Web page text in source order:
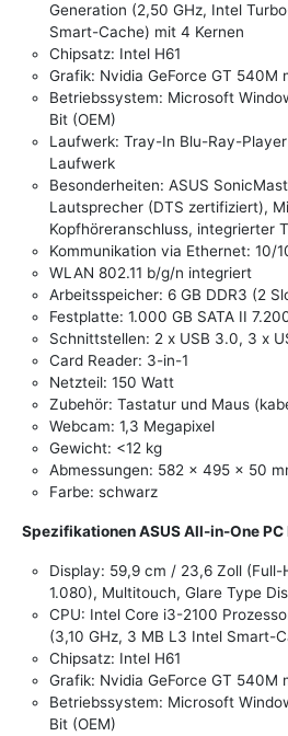
Generation (2,50 GHz, Intel
Smart-Cache) mit 4 Kernen
Chipsatz: Intel H61
Grafik: Nvidia GeForce GT 540M
Betriebssystem: Microsoft
Bit (OEM)
Laufwerk: Tray-In Blu-Ray-
Laufwerk
Besonderheiten: ASUS
Lautsprecher (DTS zertifiziert),
Kopfhöreranschluss, integrierter
Kommunikation via Ethernet: 10/
WLAN 802.11 b/g/n integriert
Arbeitsspeicher: 6 GB DDR3 (2
Festplatte: 1.000 GB SATA II
Schnittstellen: 2 x USB 3.0, 3 x
Card Reader: 3-in-1
Netzteil: 150 Watt
Zubehör: Tastatur und Maus
Webcam: 1,3 Megapixel
Gewicht: <12 kg
Abmessungen: 582 x 495 x 50
Farbe: schwarz
Spezifikationen ASUS All-in-One
Display: 59,9 cm / 23,6 Zoll (Full-
1.080), Multitouch, Glare Type
CPU: Intel Core i3-2100
(3,10 GHz, 3 MB L3 Intel Smart-
Chipsatz: Intel H61
Grafik: Nvidia GeForce GT 540M
Betriebssystem: Microsoft
Bit (OEM)